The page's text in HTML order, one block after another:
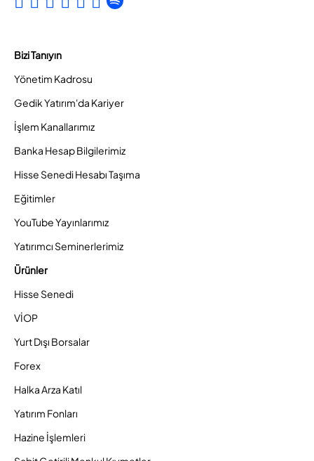
Bizi Tanıyın
Yönetim Kadrosu
Gedik Yatırım'da Kariyer
İşlem Kanallarımız
Banka Hesap Bilgilerimiz
Hisse Senedi Hesabı Taşıma
Eğitimler
YouTube Yayınlarımız
Yatırımcı Seminerlerimiz
Ürünler
Hisse Senedi
VİOP
Yurt Dışı Borsalar
Forex
Halka Arza Katıl
Yatırım Fonları
Hazine İşlemleri